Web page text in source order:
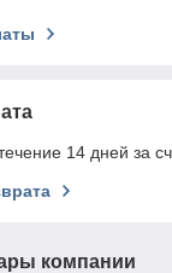
14 дней за
компании